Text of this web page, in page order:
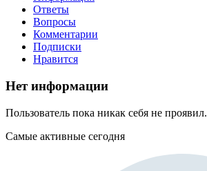
Ответы
Вопросы
Комментарии
Подписки
Нравится
Нет информации
Пользователь пока никак себя не проявил.
Самые активные сегодня